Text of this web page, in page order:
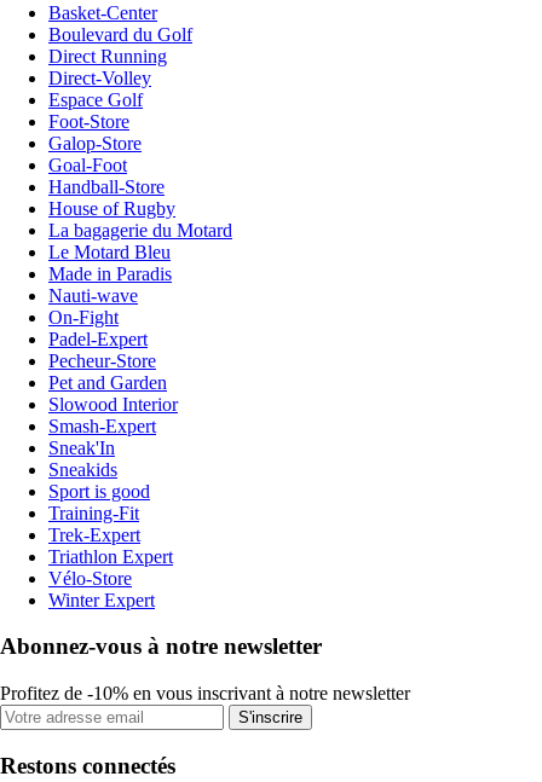
Basket-Center
Boulevard du Golf
Direct Running
Direct-Volley
Espace Golf
Foot-Store
Galop-Store
Goal-Foot
Handball-Store
House of Rugby
La bagagerie du Motard
Le Motard Bleu
Made in Paradis
Nauti-wave
On-Fight
Padel-Expert
Pecheur-Store
Pet and Garden
Slowood Interior
Smash-Expert
Sneak'In
Sneakids
Sport is good
Training-Fit
Trek-Expert
Triathlon Expert
Vélo-Store
Winter Expert
Abonnez-vous à notre newsletter
Profitez de -10% en vous inscrivant à notre newsletter
S'inscrire
Restons connectés